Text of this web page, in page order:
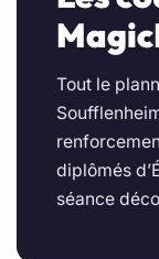
Tout le
diplômés
séance